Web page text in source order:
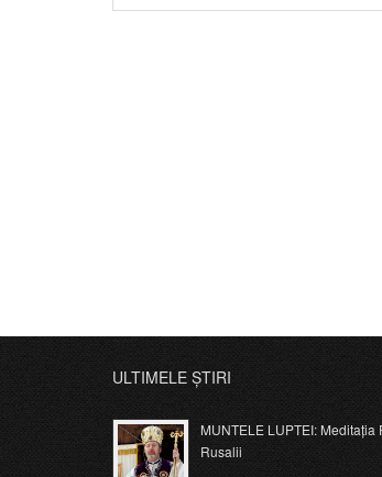
ULTIMELE ȘTIRI
MUNTELE LUPTEI:
Rusalii